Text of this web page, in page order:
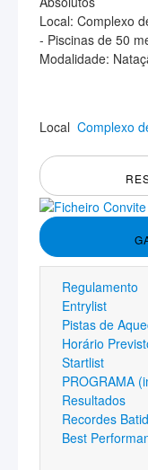
Local: Complexo
- Piscinas de 50
Modalidade:
Local Complexo
Regulamento
Entrylist
Pistas de
Horário
Startlist
PROGRAMA
Resultados
Recordes
Best